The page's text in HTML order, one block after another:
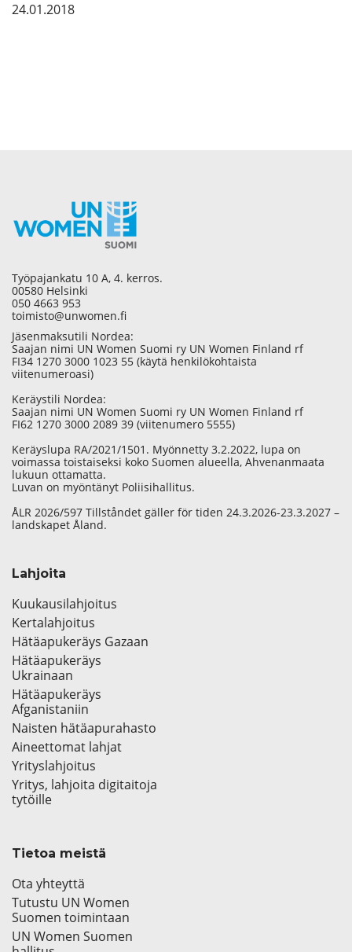
24.01.2018
Työpajankatu 10 A, 4. kerros.
00580 Helsinki
050 4663 953
toimisto@unwomen.fi
Jäsenmaksutili Nordea:
Saajan nimi UN Women Suomi ry UN Women Finland rf
FI34 1270 3000 1023 55 (käytä henkilökohtaista
viitenumeroasi)
Keräystili Nordea:
Saajan nimi UN Women Suomi ry UN Women Finland rf
FI62 1270 3000 2089 39 (viitenumero 5555)
Keräyslupa RA/2021/1501. Myönnetty 3.2.2022, lupa on
voimassa toistaiseksi koko Suomen alueella, Ahvenanmaata
lukuun ottamatta.
Luvan on myöntänyt Poliisihallitus.
ÅLR 2026/597 Tillståndet gäller för tiden 24.3.2026-23.3.2027 –
landskapet Åland.
Lahjoita
Kuukausilahjoitus
Kertalahjoitus
Hätäapukeräys Gazaan
Hätäapukeräys
Ukrainaan
Hätäapukeräys
Afganistaniin
Naisten hätäapurahasto
Aineettomat lahjat
Yrityslahjoitus
Yritys, lahjoita digitaitoja
tytöille
Tietoa meistä
Ota yhteyttä
Tutustu UN Women
Suomen toimintaan
UN Women Suomen